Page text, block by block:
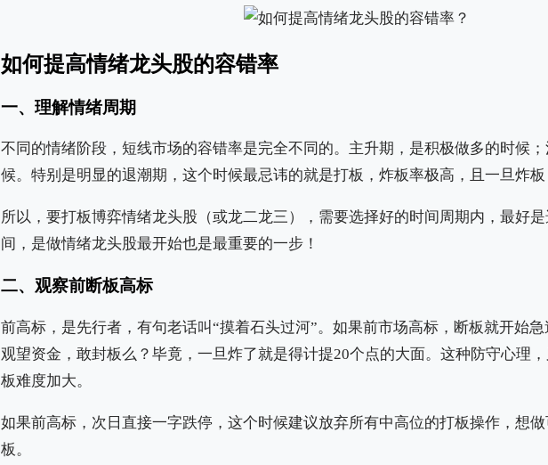
如何提高情绪龙头股的容错率
一、理解情绪周期
不同的情绪阶段，短线市场的容错率是完全不同的。主升期，是积极做多的时候
候。特别是明显的退潮期，这个时候最忌讳的就是打板，炸板率极高，且一旦炸板
所以，要打板博弈情绪龙头股（或龙二龙三），需要选择好的时间周期内，最好
间，是做情绪龙头股最开始也是最重要的一步！
二、观察前断板高标
前高标，是先行者，有句老话叫“摸着石头过河”。如果前市场高标，断板就开始
观望资金，敢封板么？毕竟，一旦炸了就是得计提20个点的大面。这种防守心理
板难度加大。
如果前高标，次日直接一字跌停，这个时候建议放弃所有中高位的打板操作，想
板。